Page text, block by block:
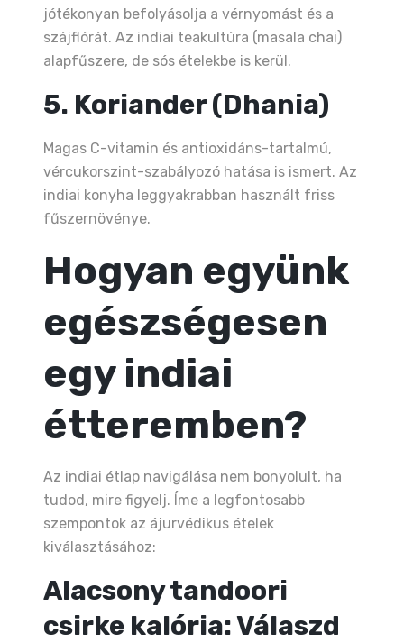
jótékonyan befolyásolja a vérnyomást és a
szájflórát. Az indiai teakultúra (masala chai)
alapfűszere, de sós ételekbe is kerül.
5. Koriander (Dhania)
Magas C-vitamin és antioxidáns-tartalmú,
vércukorszint-szabályozó hatása is ismert. Az
indiai konyha leggyakrabban használt friss
fűszernövénye.
Hogyan együnk
egészségesen
egy indiai
étteremben?
Az indiai étlap navigálása nem bonyolult, ha
tudod, mire figyelj. Íme a legfontosabb
szempontok az ájurvédikus ételek
kiválasztásához:
Alacsony tandoori
csirke kalória: Válaszd